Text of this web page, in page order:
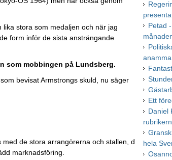
stora som medaljen och när jag
form inför de sista ansträngande
som mobbingen på Lundsberg.
bevisat Armstrongs skuld, nu säger
de stora arrangörerna och stallen, d
marknadsföring.
Petad
anamma
Ett
Daniel
hela